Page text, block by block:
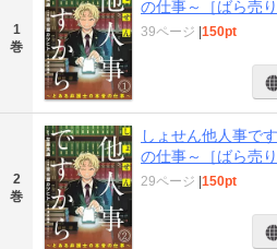
1
巻
の仕事～［ばら売
39ページ |150pt
2
巻
しょせん他人事で
の仕事～［ばら売
29ページ |150pt